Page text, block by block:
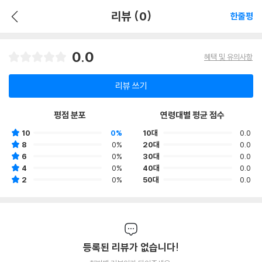
리뷰 (0) 한줄평
0.0 혜택 및 유의사항
리뷰 쓰기
평점 분포
10
0%
8
0%
6
0%
4
0%
2
0%
연령대별 평균 점수
10대
0.0
20대
0.0
30대
0.0
40대
0.0
50대
0.0
등록된 리뷰가 없습니다!